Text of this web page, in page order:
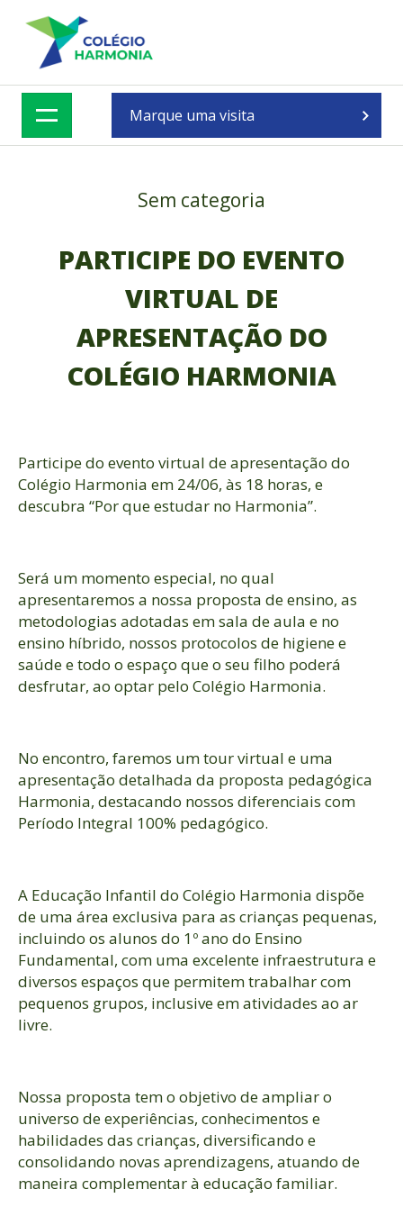
content
Marque uma visita
Sem categoria
PARTICIPE DO EVENTO
VIRTUAL DE
APRESENTAÇÃO DO
COLÉGIO HARMONIA
Participe do evento virtual de apresentação do
Colégio Harmonia em 24/06, às 18 horas, e
descubra “Por que estudar no Harmonia”.
Será um momento especial, no qual
apresentaremos a nossa proposta de ensino, as
metodologias adotadas em sala de aula e no
ensino híbrido, nossos protocolos de higiene e
saúde e todo o espaço que o seu filho poderá
desfrutar, ao optar pelo Colégio Harmonia.
No encontro, faremos um tour virtual e uma
apresentação detalhada da proposta pedagógica
Harmonia, destacando nossos diferenciais com
Período Integral 100% pedagógico.
A Educação Infantil do Colégio Harmonia dispõe
de uma área exclusiva para as crianças pequenas,
incluindo os alunos do 1º ano do Ensino
Fundamental, com uma excelente infraestrutura e
diversos espaços que permitem trabalhar com
pequenos grupos, inclusive em atividades ao ar
livre.
Nossa proposta tem o objetivo de ampliar o
universo de experiências, conhecimentos e
habilidades das crianças, diversificando e
consolidando novas aprendizagens, atuando de
maneira complementar à educação familiar.